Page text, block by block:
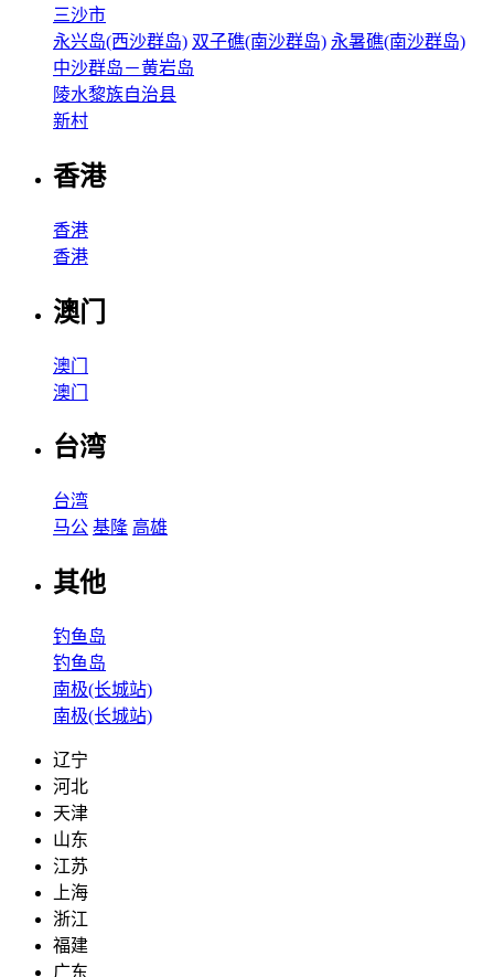
三沙市
永兴岛(西沙群岛) 双子礁(南沙群岛) 永暑礁(南沙群岛)
中沙群岛－黄岩岛
陵水黎族自治县
新村
香港
香港
香港
澳门
澳门
澳门
台湾
台湾
马公 基隆 高雄
其他
钓鱼岛
钓鱼岛
南极(长城站)
南极(长城站)
辽宁
河北
天津
山东
江苏
上海
浙江
福建
广东